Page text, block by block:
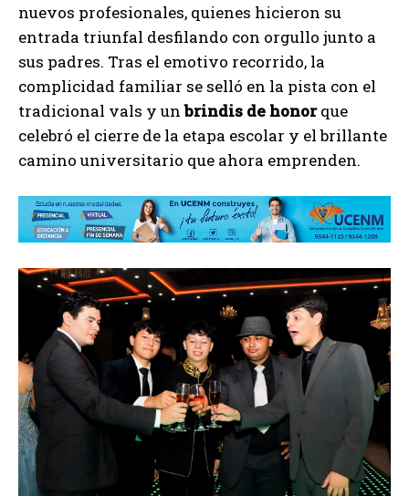
nuevos profesionales, quienes hicieron su
entrada triunfal desfilando con orgullo junto a
sus padres. Tras el emotivo recorrido, la
complicidad familiar se selló en la pista con el
tradicional vals y unbrindis de honorque
celebró el cierre de la etapa escolar y el brillante
camino universitario que ahora emprenden.